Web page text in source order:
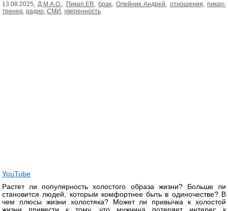
13.08.2025,Д.М.А.О., Пикап.ER,брак, Олейник Андрей, отношения,пикап-
тренер, радио, СМИ , уверенность
YouTube
Растет ли популярность холостого образа жизни? Больше ли
становится людей, которым комфортнее быть в одиночестве? В
чем плюсы жизни холостяка? Может ли привычка к холостой